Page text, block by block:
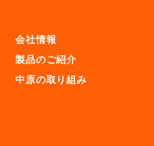
会社情報
製品のご紹介
中原の取り組み